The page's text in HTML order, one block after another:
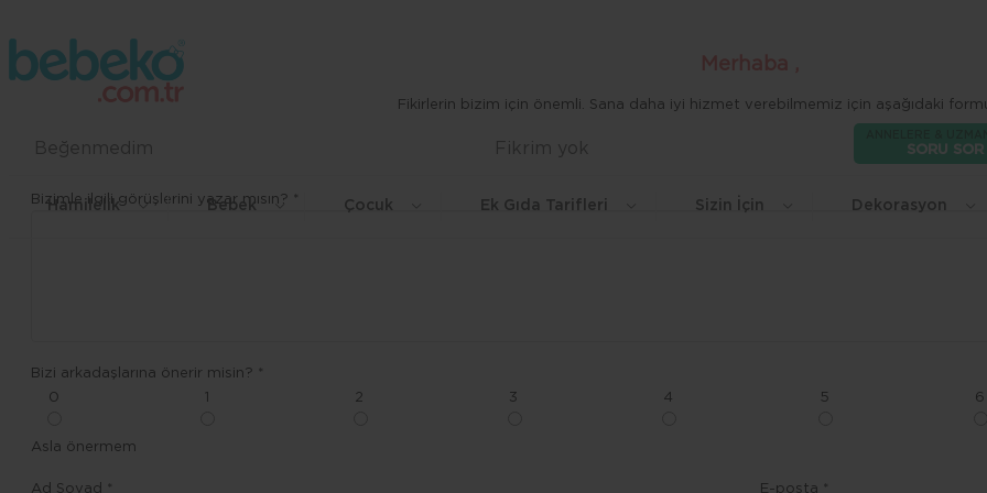
SORU SOR
Hamilelik Bebek Çocuk Ek Gıda Tarifleri Sizin İçin Dekorasyon
Fikirlerin bizim için önemli. Sana daha iyi hizmet verebilmemiz için aşağıdaki
Beğenmedim Fikrim yok
Bizimle ilgili görüşlerini yazar mısın? *
Bizi arkadaşlarına önerir misin? *
0
2 3 4 5 6
Asla önermem
Ad Soyad * E-posta *